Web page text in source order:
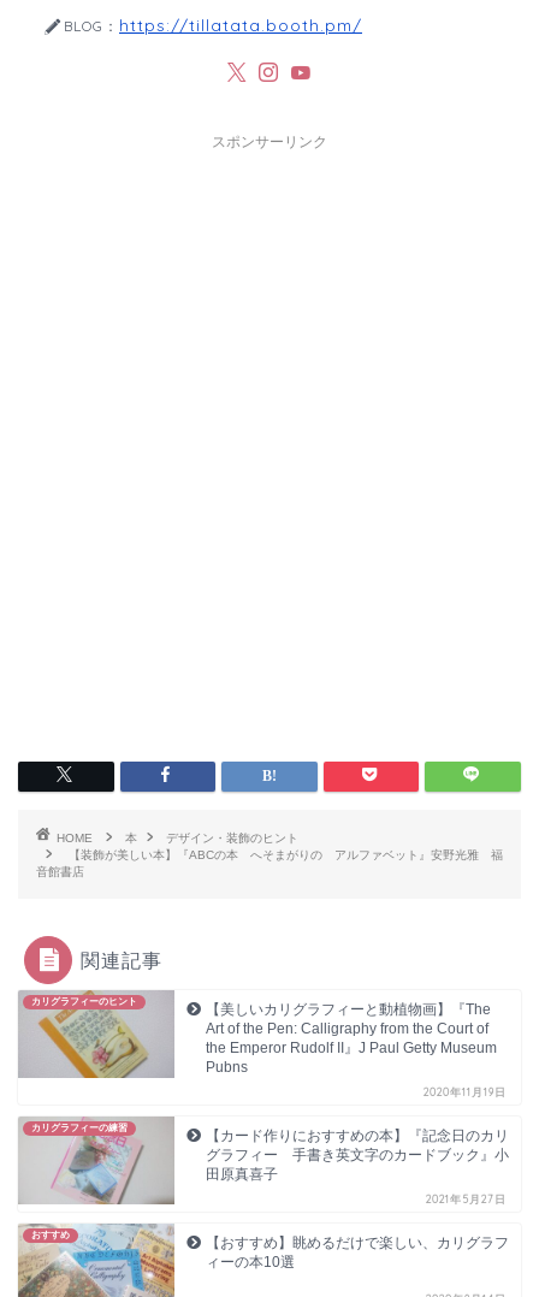
BLOG： https://tillatata.booth.pm/
スポンサーリンク
HOME 本
デザイン・装飾のヒント
【装飾が美しい本】『ABCの本 へそまがりの アルファベット』安野光雅 福
音館書店
関連記事
カリグラフィーのヒント
【美しいカリグラフィーと動植物画】『The
Art of the Pen: Calligraphy from the Court of
the Emperor Rudolf II』J Paul Getty Museum
Pubns
2020年11月19日
カリグラフィーの練習
【カード作りにおすすめの本】『記念日のカリ
グラフィー 手書き英文字のカードブック』小
田原真喜子
2021年5月27日
おすすめ
【おすすめ】眺めるだけで楽しい、カリグラフ
ィーの本10選